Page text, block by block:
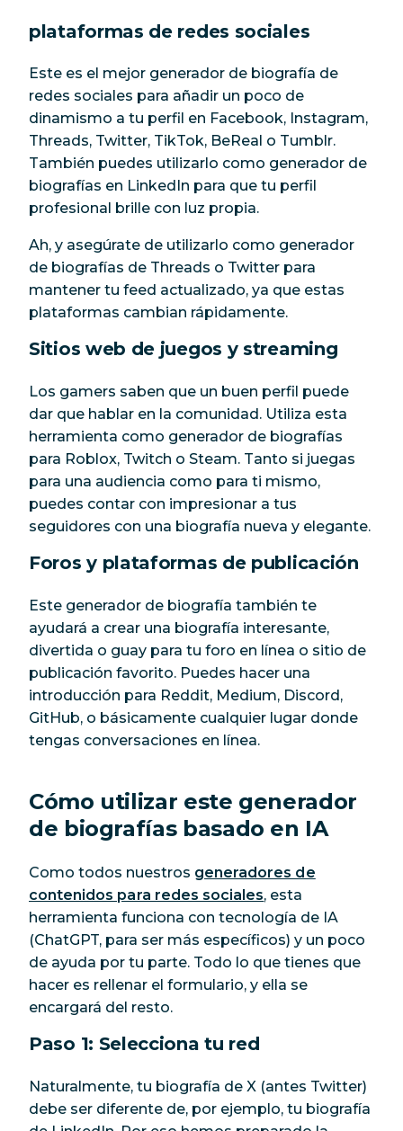
plataformas de redes sociales
Este es el mejor generador de biografía de
redes sociales para añadir un poco de
dinamismo a tu perfil en Facebook, Instagram,
Threads, Twitter, TikTok, BeReal o Tumblr.
También puedes utilizarlo como generador de
biografías en LinkedIn para que tu perfil
profesional brille con luz propia.
Ah, y asegúrate de utilizarlo como generador
de biografías de Threads o Twitter para
mantener tu feed actualizado, ya que estas
plataformas cambian rápidamente.
Sitios web de juegos y streaming
Los gamers saben que un buen perfil puede
dar que hablar en la comunidad. Utiliza esta
herramienta como generador de biografías
para Roblox, Twitch o Steam. Tanto si juegas
para una audiencia como para ti mismo,
puedes contar con impresionar a tus
seguidores con una biografía nueva y elegante.
Foros y plataformas de publicación
Este generador de biografía también te
ayudará a crear una biografía interesante,
divertida o guay para tu foro en línea o sitio de
publicación favorito. Puedes hacer una
introducción para Reddit, Medium, Discord,
GitHub, o básicamente cualquier lugar donde
tengas conversaciones en línea.
Cómo utilizar este generador
de biografías basado en IA
Como todos nuestros generadores de
contenidos para redes sociales, esta
herramienta funciona con tecnología de IA
(ChatGPT, para ser más específicos) y un poco
de ayuda por tu parte. Todo lo que tienes que
hacer es rellenar el formulario, y ella se
encargará del resto.
Paso 1: Selecciona tu red
Naturalmente, tu biografía de X (antes Twitter)
debe ser diferente de, por ejemplo, tu biografía